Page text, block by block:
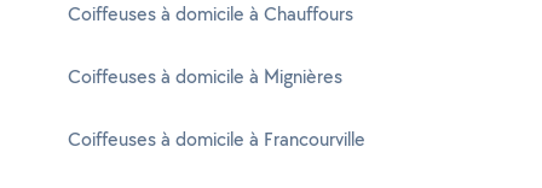
Coiffeuses à domicile à Chauffours
Coiffeuses à domicile à Mignières
Coiffeuses à domicile à Francourville